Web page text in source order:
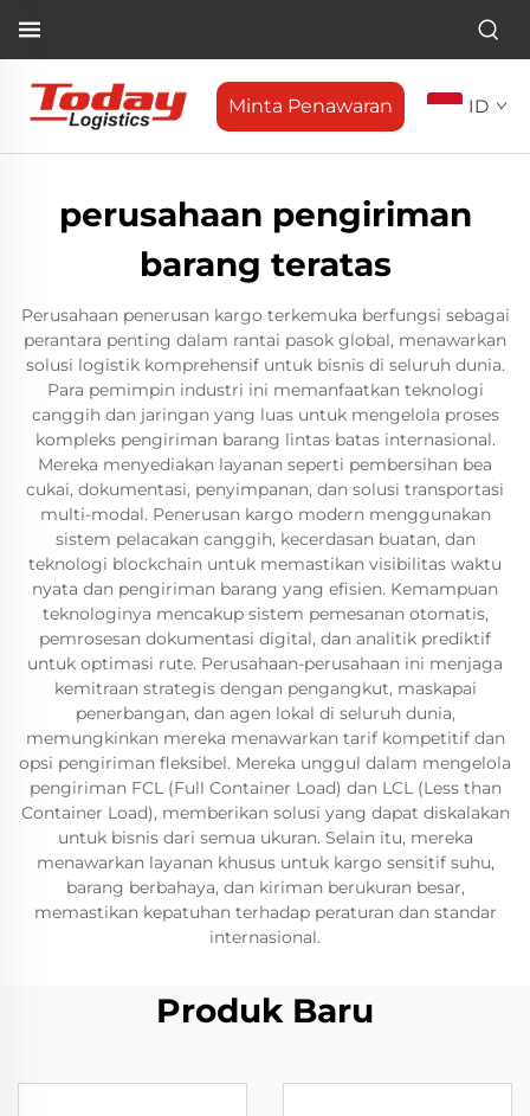
Minta Penawaran ID
perusahaan pengiriman
barang teratas
Perusahaan penerusan kargo terkemuka berfungsi sebagai
perantara penting dalam rantai pasok global, menawarkan
solusi logistik komprehensif untuk bisnis di seluruh dunia.
Para pemimpin industri ini memanfaatkan teknologi
canggih dan jaringan yang luas untuk mengelola proses
kompleks pengiriman barang lintas batas internasional.
Mereka menyediakan layanan seperti pembersihan bea
cukai, dokumentasi, penyimpanan, dan solusi transportasi
multi-modal. Penerusan kargo modern menggunakan
sistem pelacakan canggih, kecerdasan buatan, dan
teknologi blockchain untuk memastikan visibilitas waktu
nyata dan pengiriman barang yang efisien. Kemampuan
teknologinya mencakup sistem pemesanan otomatis,
pemrosesan dokumentasi digital, dan analitik prediktif
untuk optimasi rute. Perusahaan-perusahaan ini menjaga
kemitraan strategis dengan pengangkut, maskapai
penerbangan, dan agen lokal di seluruh dunia,
memungkinkan mereka menawarkan tarif kompetitif dan
opsi pengiriman fleksibel. Mereka unggul dalam mengelola
pengiriman FCL (Full Container Load) dan LCL (Less than
Container Load), memberikan solusi yang dapat diskalakan
untuk bisnis dari semua ukuran. Selain itu, mereka
menawarkan layanan khusus untuk kargo sensitif suhu,
barang berbahaya, dan kiriman berukuran besar,
memastikan kepatuhan terhadap peraturan dan standar
internasional.
Produk Baru